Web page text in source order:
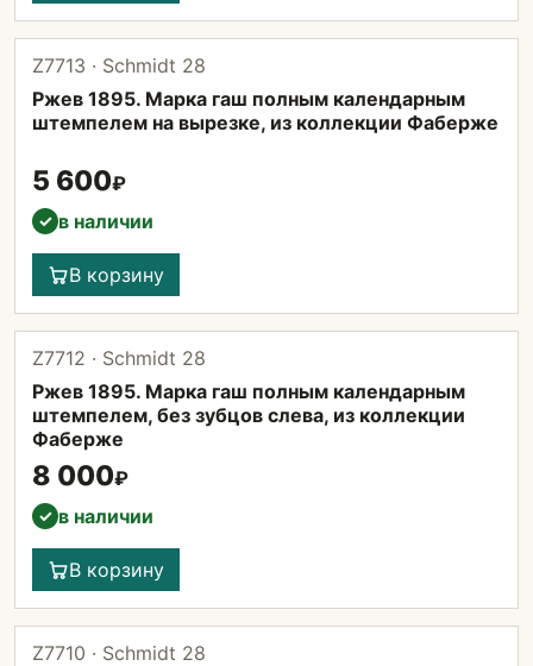
Z7713 · Schmidt 28
Ржев 1895. Марка гаш полным календарным
штемпелем на вырезке, из коллекции Фаберже
5 600₽
✓ в наличии
В корзину
Z7712 · Schmidt 28
Ржев 1895. Марка гаш полным календарным
штемпелем, без зубцов слева, из коллекции
Фаберже
8 000₽
✓ в наличии
В корзину
Z7710 · Schmidt 28